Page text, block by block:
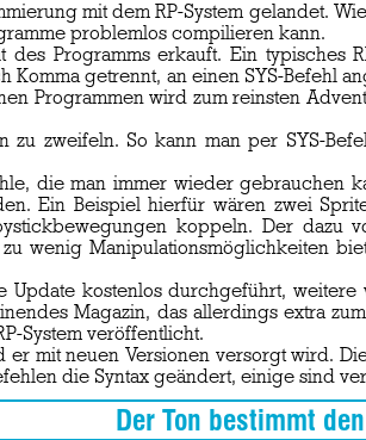
mit dem RP-System gelandet.
problemlos compilieren kann.
Programms erkauft. Ein typisches
Komma getrennt, an einen SYS-Befehl
Programmen wird zum reinsten
zweifeln. So kann man per SYS-
die man immer wieder gebrauchen
Ein Beispiel hierfür wären zwei
koppeln. Der
wenig Manipulationsmöglichkeiten
Update kostenlos durchgeführt,
Magazin, das allerdings extra
System veröffentlicht.
mit neuen Versionen versorgt wird.
die Syntax geändert, einige sind
Der Ton bestimmt